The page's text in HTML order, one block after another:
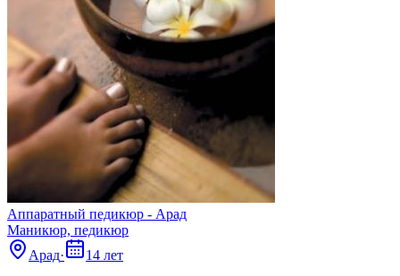
Аппаратный педикюр - Арад
Маникюр, педикюр
Арад·
14 лет